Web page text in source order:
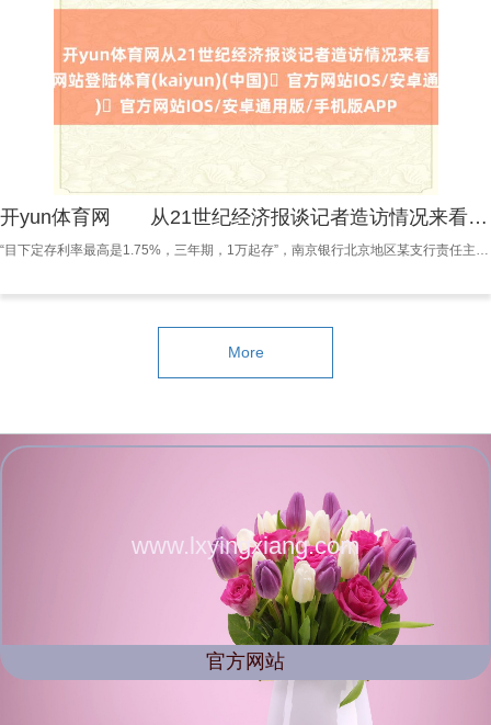
开yun体育网 从21世纪经济报谈记者造访情况来看-开yun体育官方网站登陆体育(kaiyun)(中国)❥官方网站IOS/安卓通用版/手机版APP
More
www.lxyingxiang.com
官方网站